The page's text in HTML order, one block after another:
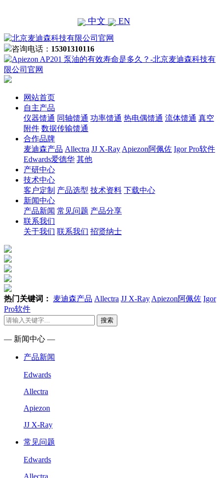
中文 EN
咨询电话： 15301310116
网站首页
自主产品
仪器馈通 同轴馈通 功率馈通 热电偶馈通 流体馈通 真空
附件 数据传输馈通
合作品牌
麦迪森产品 Allectra JJ X-Ray Apiezon阿佩佐 Igor Pro软件
Edwards爱德华 其他
产研中心
技术中心
客户定制 产品选型 技术资料 下载中心
新闻中心
产品新闻 常见问题 产品分享
联系我们
关于我们 联系我们 招贤纳士
热门关键词： 麦迪森产品 Allectra JJ X-Ray Apiezon阿佩佐 Igor
Pro软件
搜索
— 新闻中心 —
产品新闻
Edwards
Allectra
Apiezon
JJ X-Ray
常见问题
Edwards
Allectra